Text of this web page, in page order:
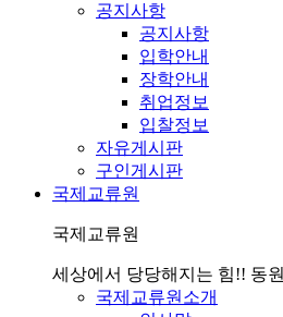
공지사항
공지사항
입학안내
장학안내
취업정보
입찰정보
자유게시판
구인게시판
국제교류원
국제교류원
세상에서 당당해지는 힘!! 동원
국제교류원소개